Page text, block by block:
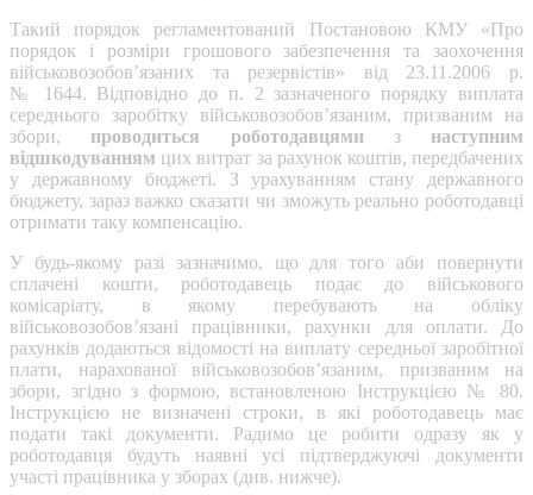
Такий порядок регламентований Постановою КМУ «Про
порядок і розміри грошового забезпечення та заохочення
військовозобов’язаних та резервістів» від 23.11.2006 р.
№ 1644. Відповідно до п. 2 зазначеного порядку виплата
середнього заробітку військовозобов’язаним, призваним на
збори, проводиться роботодавцямиз наступним
відшкодуванням цих витрат за рахунок коштів, передбачених
у державному бюджеті. З урахуванням стану державного
бюджету, зараз важко сказати чи зможуть реально роботодавці
отримати таку компенсацію.
У будь-якому разі зазначимо, що для того аби повернути
сплачені кошти, роботодавець подає до військового
комісаріату, в якому перебувають на обліку
військовозобов’язані працівники, рахунки для оплати. До
рахунків додаються відомості на виплату середньої заробітної
плати, нарахованої військовозобов’язаним, призваним на
збори, згідно з формою, встановленою Інструкцією № 80.
Інструкцією не визначені строки, в які роботодавець має
подати такі документи. Радимо це робити одразу як у
роботодавця будуть наявні усі підтверджуючі документи
участі працівника у зборах (див. нижче).